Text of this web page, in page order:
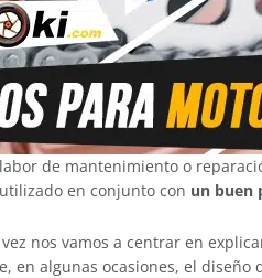
de mantenimiento o
en conjunto con un buen
nos vamos a centrar en
en algunas ocasiones, el